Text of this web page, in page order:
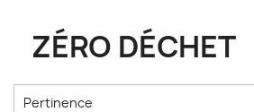
ZÉRO DÉCHET
Pertinence